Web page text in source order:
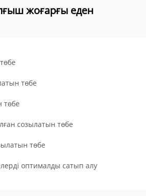
жоғарғы еден
төбе
төбе
созылатын төбе
төбе
оптималды сатып алу